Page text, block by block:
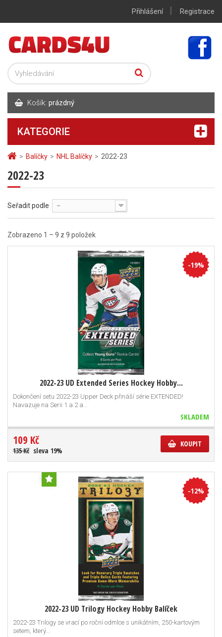
> Balíčky > NHL Balíčky > 2022-23
2022-23
Seřadit podle --
Zobrazeno 1 – 9 z 9 položek
-19%
2022-23 UD Extended Series Hockey Hobby...
Dokončení setu 2022-23 Upper Deck přináší série EXTENDED!
Navazuje na Serii 1 a 2 a...
SKLADEM
109 Kč
135 Kč sleva 19%
KOUPIT
-12%
2022-23 UD Trilogy Hockey Hobby Balíček
2022-23 Trilogy se vrací po roční odmlce s unikátním, 250-kartovým
setem, který...
Přihlášení | Registrace
Košík: prázdný
KATEGORIE